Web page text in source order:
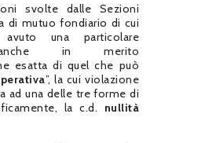
svolte dalle Sezioni
di mutuo fondiario di cui
una particolare
in merito
esatta di quel che può
”, la cui violazione
ad una delle tre forme di
la c.d. nullità